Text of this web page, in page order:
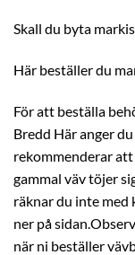
Skall du byta
Här beställer du
För att beställa
Bredd Här anger
rekommenderar
gammal väv töjer
räknar du inte med
ner på
när ni beställer